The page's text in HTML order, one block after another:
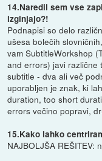
14.Naredil sem vse
izginjajo?!
Podnapisi so delo
ušesa bolečih
vam SubtitleWorkshop
and errors) javi različne
subtitle - dva ali več
uporabljen je znak, ki
duration, too short
errors večino popravi,
15.Kako lahko
NAJBOLJŠA REŠITEV: